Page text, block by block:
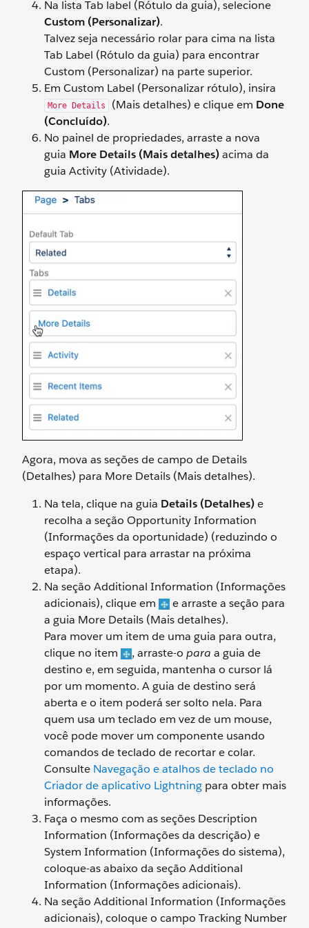
Na lista Tab label (Rótulo da guia), selecione
Custom (Personalizar).
Talvez seja necessário rolar para cima na lista
Tab Label (Rótulo da guia) para encontrar
Custom (Personalizar) na parte superior.
Em Custom Label (Personalizar rótulo), insira
More Details (Mais detalhes) e clique em Done
(Concluído).
No painel de propriedades, arraste a nova
guia More Details (Mais detalhes)acima da
guia Activity (Atividade).
Agora, mova as seções de campo de Details
(Detalhes) para More Details (Mais detalhes).
Na tela, clique na guia Details (Detalhes)e
recolha a seção Opportunity Information
(Informações da oportunidade) (reduzindo o
espaço vertical para arrastar na próxima
etapa).
Na seção Additional Information (Informações
adicionais), clique em
e arraste a seção para
a guia More Details (Mais detalhes).
Para mover um item de uma guia para outra,
clique no item
, arraste-o para a guia de
destino e, em seguida, mantenha o cursor lá
por um momento. A guia de destino será
aberta e o item poderá ser solto nela. Para
quem usa um teclado em vez de um mouse,
você pode mover um componente usando
comandos de teclado de recortar e colar.
Consulte Navegação e atalhos de teclado no
Criador de aplicativo Lightning para obter mais
informações.
Faça o mesmo com as seções Description
Information (Informações da descrição) e
System Information (Informações do sistema),
coloque-as abaixo da seção Additional
Information (Informações adicionais).
Na seção Additional Information (Informações
adicionais), coloque o campo Tracking Number